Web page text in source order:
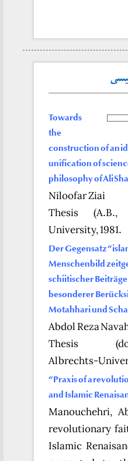
Towards
the
construction of an
unification of
philosophy of Ali
Niloofar Ziai
Thesis (A.B.,
University, 1981.
Der Gegensatz
Menschenbild
schiitischer
besonderer
Motahhari und
Abdol Reza
Thesis
Albrechts-
“Praxis of a
and Islamic
Manouchehri,
revolutionary
Islamic